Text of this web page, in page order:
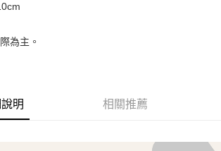
付」】
／服務後，再付款。
AFTEE先享後付」後，將跳轉至「AFTEE先享後付」
為主。
明 相關推薦